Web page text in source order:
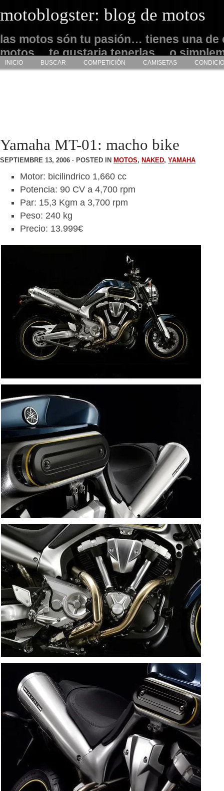
motoblogster: blog de motos
las motos són tu pasión… tienes una de
motos… te gustaria tenerlas… o
admirarlas… este es tu sitio
INICIO BUSCAR COMPETICIÓN CAMISETAS
Yamaha MT-01: macho bike
SEPTIEMBRE 13, 2006 · POSTED IN MOTOS, NAKED, YAMAHA
Motor: bicilindrico 1,660 cc
Potencia: 90 CV a 4,700 rpm
Par: 15,3 Kgm a 3,700 rpm
Peso: 240 kg
Precio: 13.999€